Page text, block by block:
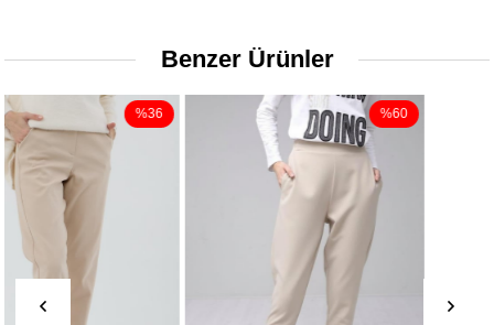
Benzer Ürünler